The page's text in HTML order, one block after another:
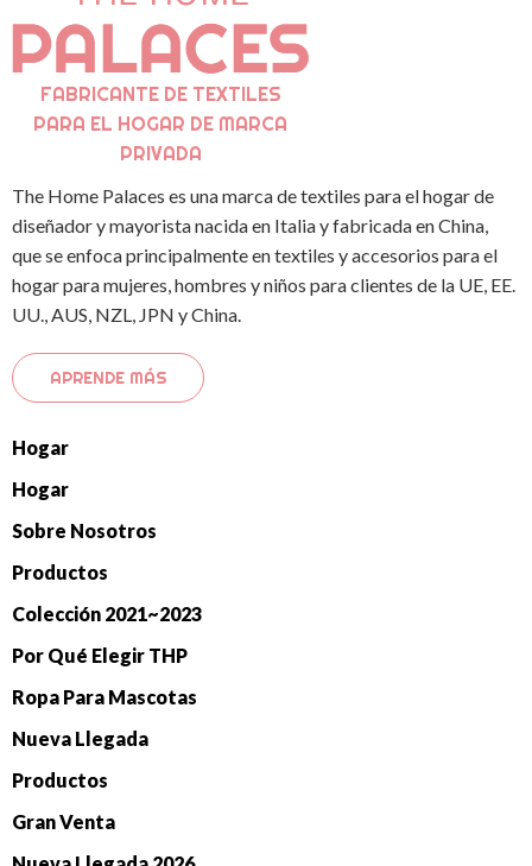
FABRICANTE DE TEXTILES
PARA EL HOGAR DE MARCA
PRIVADA
The Home Palaces es una marca de textiles para el hogar de
diseñador y mayorista nacida en Italia y fabricada en China,
que se enfoca principalmente en textiles y accesorios para el
hogar para mujeres, hombres y niños para clientes de la UE, EE.
UU., AUS, NZL, JPN y China.
APRENDE MÁS
Hogar
Hogar
Sobre Nosotros
Productos
Colección 2021~2023
Por Qué Elegir THP
Ropa Para Mascotas
Nueva Llegada
Productos
Gran Venta